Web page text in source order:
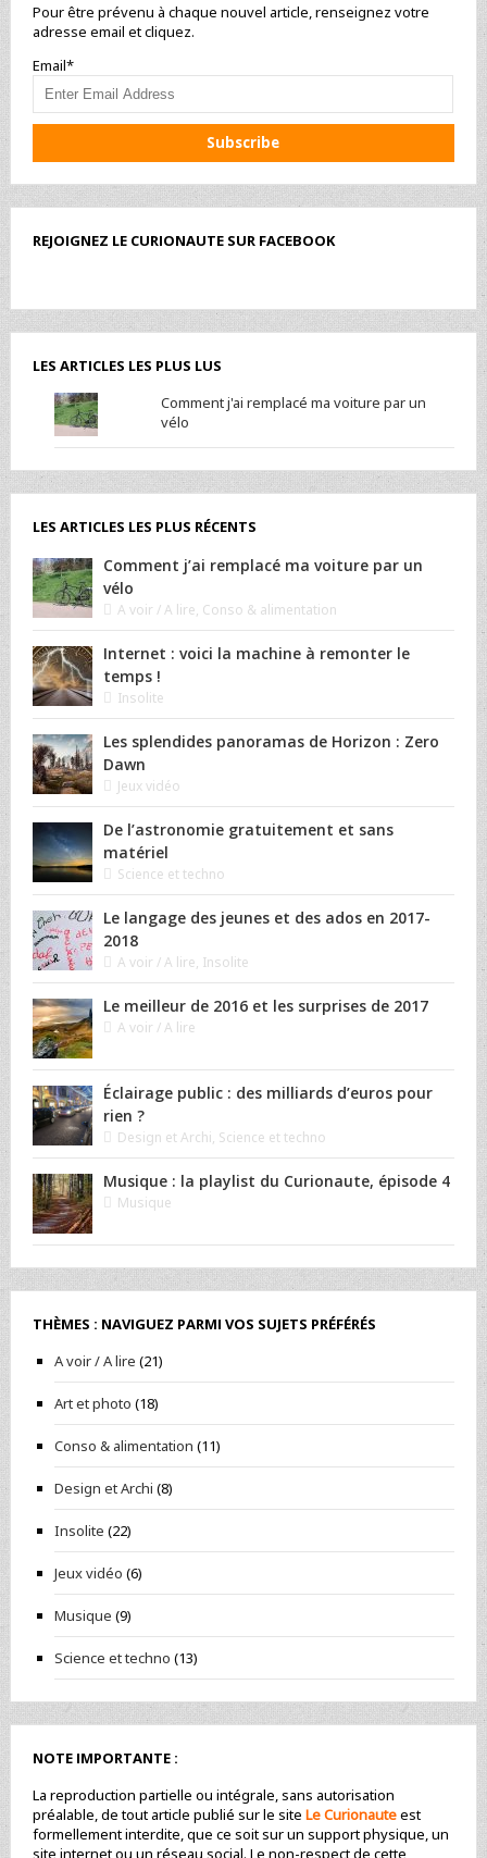
Pour être prévenu à chaque nouvel article, renseignez votre
adresse email et cliquez.
Email*
REJOIGNEZ LE CURIONAUTE SUR FACEBOOK
LES ARTICLES LES PLUS LUS
Comment j'ai remplacé ma voiture par un
vélo
LES ARTICLES LES PLUS RÉCENTS
Comment j’ai remplacé ma voiture par un
vélo
A voir / A lire, Conso & alimentation
Internet : voici la machine à remonter le
temps !
Insolite
Les splendides panoramas de Horizon : Zero
Dawn
Jeux vidéo
De l’astronomie gratuitement et sans
matériel
Science et techno
Le langage des jeunes et des ados en 2017-
2018
A voir / A lire, Insolite
Le meilleur de 2016 et les surprises de 2017
A voir / A lire
Éclairage public : des milliards d’euros pour
rien ?
Design et Archi, Science et techno
Musique : la playlist du Curionaute, épisode 4
Musique
THÈMES : NAVIGUEZ PARMI VOS SUJETS PRÉFÉRÉS
A voir / A lire (21)
Art et photo (18)
Conso & alimentation (11)
Design et Archi (8)
Insolite (22)
Jeux vidéo (6)
Musique (9)
Science et techno (13)
NOTE IMPORTANTE :
La reproduction partielle ou intégrale, sans autorisation
préalable, de tout article publié sur le site Le Curionauteest
formellement interdite, que ce soit sur un support physique, un
site internet ou un réseau social. Le non-respect de cette